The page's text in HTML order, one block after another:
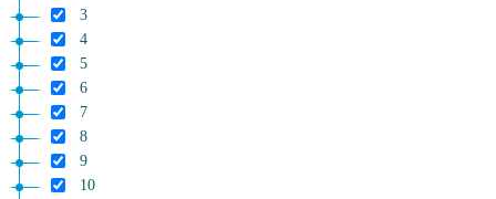
3
4
5
6
7
8
9
10